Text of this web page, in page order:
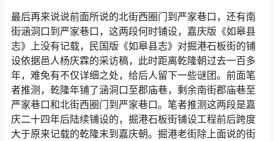
最后再来说说前面所说的北街西圈门到严家巷口，还有南
街涵洞口到严家巷口，这两段何时铺设，嘉庆版《如皋县
志》上没有记载，民国版《如皋县志》对掘港石板街的铺
设依据邑人杨庆霖的采访稿，此时距离乾隆朝过去一百多
年，难免有不仅详细之处，给后人留下一些谜团。前面笔
者推测，乾隆年铺了涵洞口至郡庙巷，剩余南街郡庙巷至
严家巷口和北街西圈门到严家巷口。笔者推测这两段是嘉
庆二十四年后陆续铺设的，掘港石板街铺设工程前后跨度
大于原来记载的乾隆末到嘉庆朝。掘港老街除上面说的街